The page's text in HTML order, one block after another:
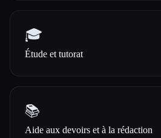
🎓
Étude et tutorat
📚
Aide aux devoirs et à la rédaction